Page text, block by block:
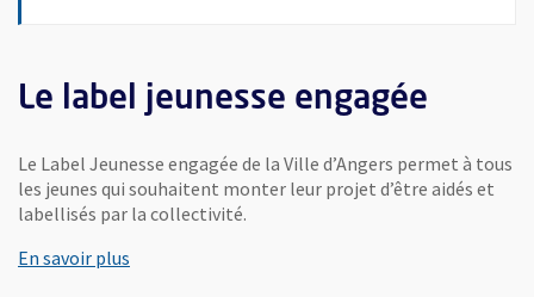
Le label jeunesse engagée
Le Label Jeunesse engagée de la Ville d’Angers permet à tous
les jeunes qui souhaitent monter leur projet d’être aidés et
labellisés par la collectivité.
En savoir plus